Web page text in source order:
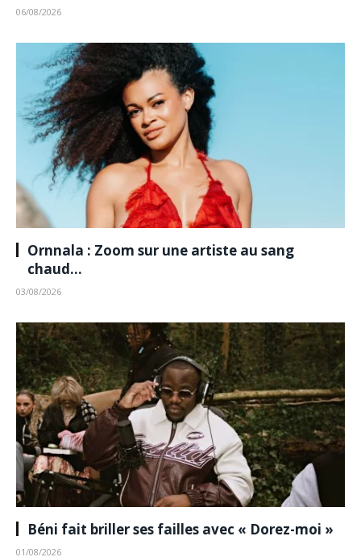
06/08/2026
Ornnala : Zoom sur une artiste au sang
chaud…
03/08/2026
Béni fait briller ses failles avec « Dorez-moi »
01/08/2026